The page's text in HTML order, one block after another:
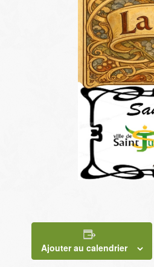
Ajouter au calendrier